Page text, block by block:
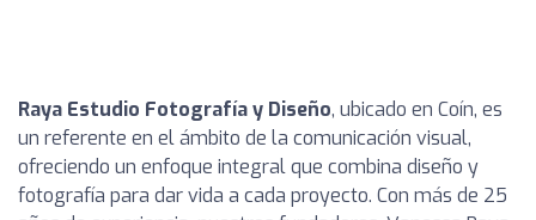
Raya Estudio Fotografía y Diseño, ubicado en Coín, es
un referente en el ámbito de la comunicación visual,
ofreciendo un enfoque integral que combina diseño y
fotografía para dar vida a cada proyecto. Con más de 25